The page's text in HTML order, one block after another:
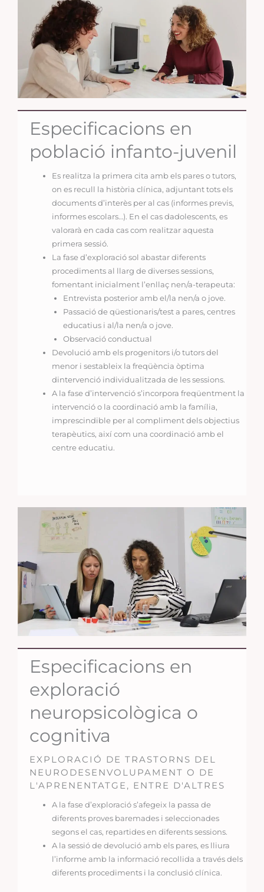
Especificacions en
població infanto-juvenil
Es realitza la primera cita amb els pares o tutors,
on es recull la història clínica, adjuntant tots els
documents d’interès per al cas (informes previs,
informes escolars…). En el cas dadolescents, es
valorarà en cada cas com realitzar aquesta
primera sessió.
La fase d’exploració sol abastar diferents
procediments al llarg de diverses sessions,
fomentant inicialment l’enllaç nen/a-terapeuta:
Entrevista posterior amb el/la nen/a o jove.
Passació de qüestionaris/test a pares, centres
educatius i al/la nen/a o jove.
Observació conductual
Devolució amb els progenitors i/o tutors del
menor i sestableix la freqüència òptima
dintervenció individualitzada de les sessions.
A la fase d’intervenció s’incorpora freqüentment la
intervenció o la coordinació amb la família,
imprescindible per al compliment dels objectius
terapèutics, així com una coordinació amb el
centre educatiu.
Especificacions en
exploració
neuropsicològica o
cognitiva
EXPLORACIÓ DE TRASTORNS DEL
NEURODESENVOLUPAMENT O DE
L'APRENENTATGE, ENTRE D'ALTRES
A la fase d’exploració s’afegeix la passa de
diferents proves baremades i seleccionades
segons el cas, repartides en diferents sessions.
A la sessió de devolució amb els pares, es lliura
l’informe amb la informació recollida a través dels
diferents procediments i la conclusió clínica.